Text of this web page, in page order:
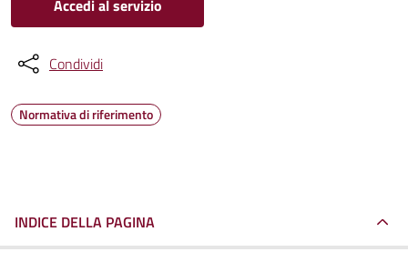
Accedi al servizio
Condividi
Normativa di riferimento
INDICE DELLA PAGINA